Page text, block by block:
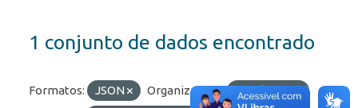
1 conjunto de dados encontrado
Formatos: JSON Organizações:
BCB/Dstat